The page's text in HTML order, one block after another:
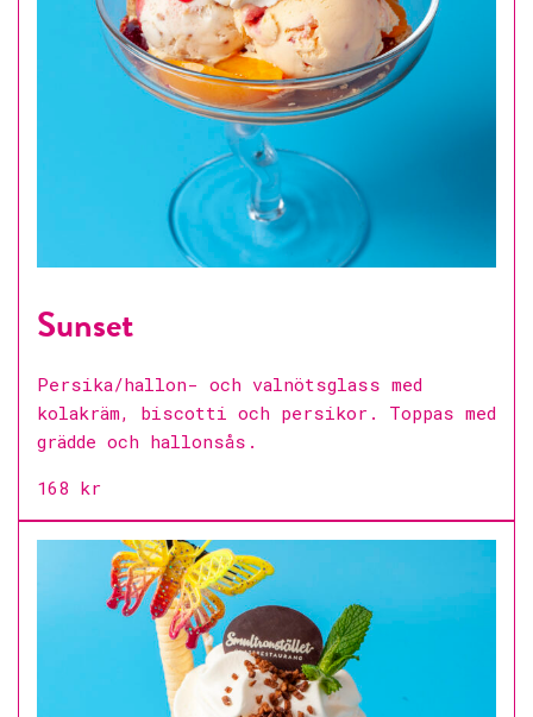
Sunset
Persika/hallon- och valnötsglass med
kolakräm, biscotti och persikor. Toppas med
grädde och hallonsås.
168 kr